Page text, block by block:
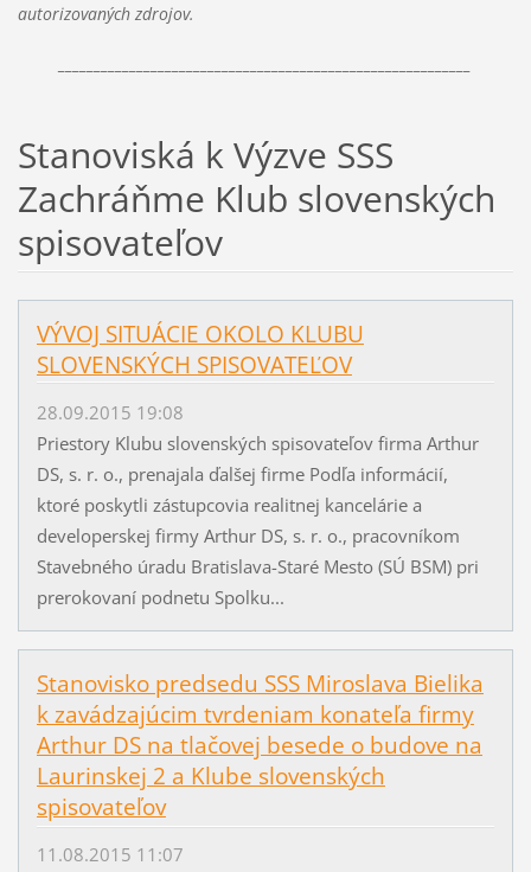
autorizovaných zdrojov.
Stanoviská k Výzve SSS
Zachráňme Klub slovenských
spisovateľov
VÝVOJ SITUÁCIE OKOLO KLUBU
SLOVENSKÝCH SPISOVATEĽOV
28.09.2015 19:08
Priestory Klubu slovenských spisovateľov firma Arthur
DS, s. r. o., prenajala ďalšej firme Podľa informácií,
ktoré poskytli zástupcovia realitnej kancelárie a
developerskej firmy Arthur DS, s. r. o., pracovníkom
Stavebného úradu Bratislava-Staré Mesto (SÚ BSM) pri
prerokovaní podnetu Spolku...
Stanovisko predsedu SSS Miroslava Bielika
k zavádzajúcim tvrdeniam konateľa firmy
Arthur DS na tlačovej besede o budove na
Laurinskej 2 a Klube slovenských
spisovateľov
11.08.2015 11:07